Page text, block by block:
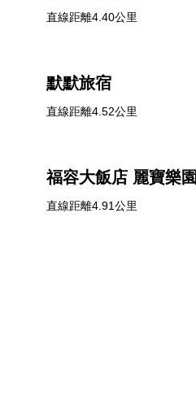
直線距離4.40公里
默默旅宿
直線距離4.52公里
福容大飯店 麗寶樂園
直線距離4.91公里